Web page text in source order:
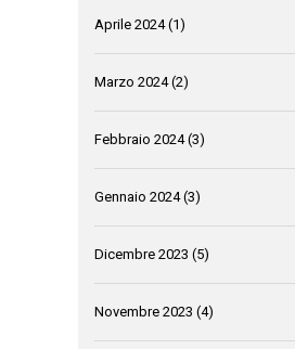
Aprile 2024(1)
Marzo 2024(2)
Febbraio 2024(3)
Gennaio 2024(3)
Dicembre 2023 (5)
Novembre 2023 (4)